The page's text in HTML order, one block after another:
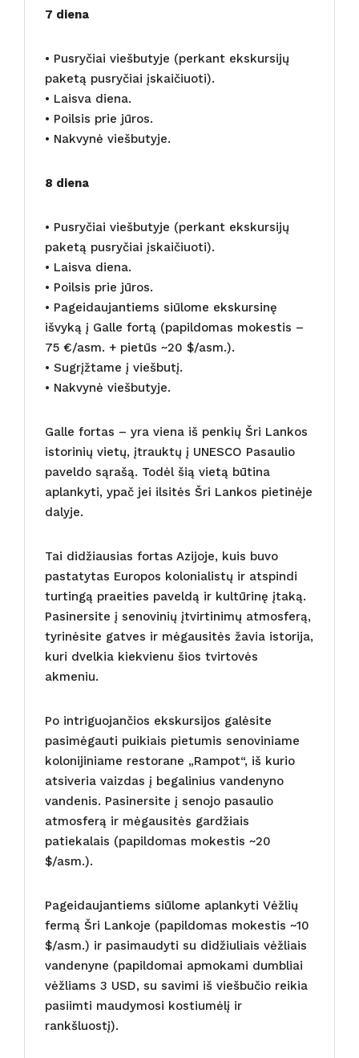
7 diena
• Pusryčiai viešbutyje (perkant ekskursijų
paketą pusryčiai įskaičiuoti).
• Laisva diena.
• Poilsis prie jūros.
• Nakvynė viešbutyje.
8 diena
• Pusryčiai viešbutyje (perkant ekskursijų
paketą pusryčiai įskaičiuoti).
• Laisva diena.
• Poilsis prie jūros.
• Pageidaujantiems siūlome ekskursinę
išvyką į Galle fortą (papildomas mokestis –
75 €/asm. + pietūs ~20 $/asm.).
• Sugrįžtame į viešbutį.
• Nakvynė viešbutyje.
Galle fortas – yra viena iš penkių Šri Lankos
istorinių vietų, įtrauktų į UNESCO Pasaulio
paveldo sąrašą. Todėl šią vietą būtina
aplankyti, ypač jei ilsitės Šri Lankos pietinėje
dalyje.
Tai didžiausias fortas Azijoje, kuis buvo
pastatytas Europos kolonialistų ir atspindi
turtingą praeities paveldą ir kultūrinę įtaką.
Pasinersite į senovinių įtvirtinimų atmosferą,
tyrinėsite gatves ir mėgausitės žavia istorija,
kuri dvelkia kiekvienu šios tvirtovės
akmeniu.
Po intriguojančios ekskursijos galėsite
pasimėgauti puikiais pietumis senoviniame
kolonijiniame restorane „Rampot“, iš kurio
atsiveria vaizdas į begalinius vandenyno
vandenis. Pasinersite į senojo pasaulio
atmosferą ir mėgausitės gardžiais
patiekalais (papildomas mokestis ~20
$/asm.).
Pageidaujantiems siūlome aplankyti Vėžlių
fermą Šri Lankoje (papildomas mokestis ~10
$/asm.) ir pasimaudyti su didžiuliais vėžliais
vandenyne (papildomai apmokami dumbliai
vėžliams 3 USD, su savimi iš viešbučio reikia
pasiimti maudymosi kostiumėlį ir
rankšluostį).